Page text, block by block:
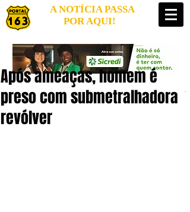
A NOTÍCIA PASSA
POR AQUI!
Após ameaças, homem é
preso com submetralhadora e
revólver